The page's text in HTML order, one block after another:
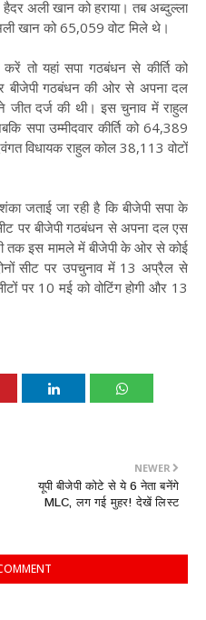
अली खान को हराया। तब अब्दुल्ला
खान को 65,059 वोट मिले थे।
तो यहां सपा गठबंधन से कीर्ति को
बीजेपी गठबंधन की ओर से अपना दल
जीत दर्ज की थी। इस चुनाव में राहुल
सपा उम्मीदवार कीर्ति को 64,389
विधायक राहुल कोल 38,113 वोटों
जताई जा रही है कि बीजेपी सपा के
पर बीजेपी गठबंधन से अपना दल एस
तक इस मामले में बीजेपी के ओर से कोई
सीट पर उपचुनाव में 13 अप्रैल से
पर 10 मई को वोटिंग होगी और 13
NEWER
यूपी बीजेपी कोटे से ये 6 नेता बनेंगे
MLC, लग गई मुहर! देखें लिस्ट